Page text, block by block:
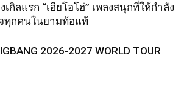
เกิลแรก “เอียโอโฮ่” เพลงสนุกที่ให้กำลัง
ทุกคนในยามท้อแท้
2026-2027 WORLD TOUR